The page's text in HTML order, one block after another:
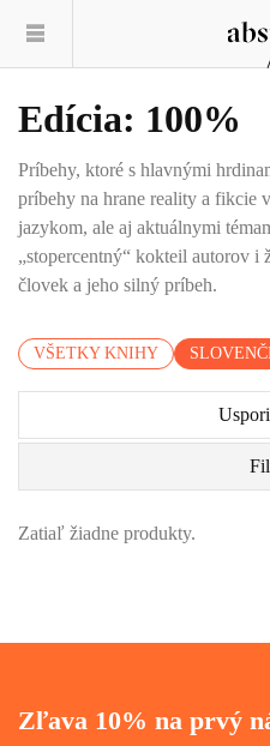
Edícia: 100%
Príbehy, ktoré s hlavnými
príbehy na hrane reality a fikcie
jazykom, ale aj aktuálnymi
„stopercentný“ kokteil autorov i
človek a jeho silný príbeh.
VŠETKY KNIHY
Zatiaľ žiadne produkty.
Zľava 10% na prvý